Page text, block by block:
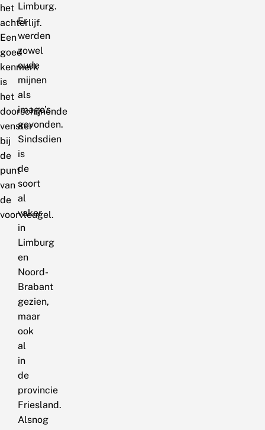
het
achterlijf.
Een
goed
kenmerk
is
het
doorschijnende
venster
bij
de
punt
van
de
voorvleugel.
Limburg.
Er
werden
zowel
oude
mijnen
als
imago’s
gevonden.
Sindsdien
is
de
soort
al
vaker
in
Limburg
en
Noord-
Brabant
gezien,
maar
ook
al
in
de
provincie
Friesland.
Alsnog